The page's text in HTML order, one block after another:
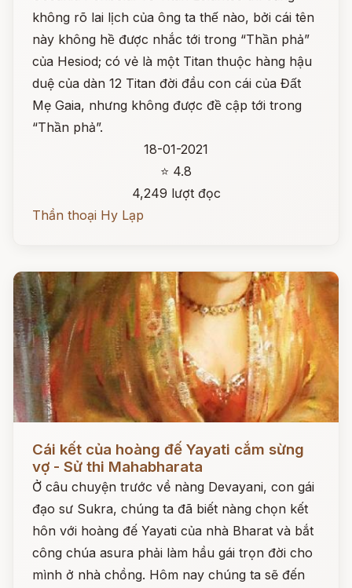
không rõ lai lịch của ông ta thế nào, bởi cái tên
này không hề được nhắc tới trong “Thần phả”
của Hesiod; có vẻ là một Titan thuộc hàng hậu
duệ của dàn 12 Titan đời đầu con cái của Đất
Mẹ Gaia, nhưng không được đề cập tới trong
“Thần phả”.
18-01-2021
⭐ 4.8
4,249 lượt đọc
Thần thoại Hy Lạp
Cái kết của hoàng đế Yayati cắm sừng
vợ - Sử thi Mahabharata
Ở câu chuyện trước về nàng Devayani, con gái
đạo sư Sukra, chúng ta đã biết nàng chọn kết
hôn với hoàng đế Yayati của nhà Bharat và bắt
công chúa asura phải làm hầu gái trọn đời cho
mình ở nhà chồng. Hôm nay chúng ta sẽ đến